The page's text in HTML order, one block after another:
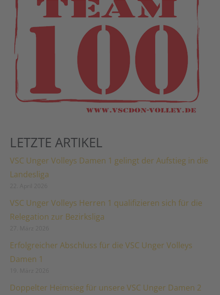
LETZTE ARTIKEL
VSC Unger Volleys Damen 1 gelingt der Aufstieg in die
Landesliga
VSC Unger Volleys Herren 1 qualifizieren sich für die
Relegation zur Bezirksliga
Erfolgreicher Abschluss für die VSC Unger Volleys
Damen 1
Doppelter Heimsieg für unsere VSC Unger Damen 2